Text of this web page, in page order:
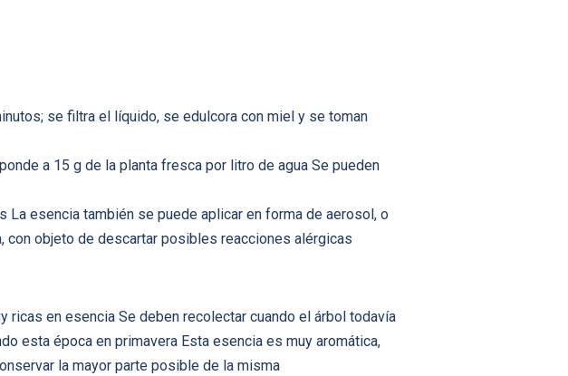
se filtra el líquido, se edulcora con miel y se toman
a 15 g de la planta fresca por litro de agua Se pueden
esencia también se puede aplicar en forma de aerosol, o
objeto de descartar posibles reacciones alérgicas
en esencia Se deben recolectar cuando el árbol todavía
esta época en primavera Esta esencia es muy aromática,
la mayor parte posible de la misma